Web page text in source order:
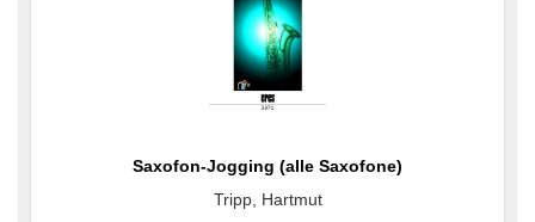
Saxofon-Jogging (alle Saxofone)
Tripp, Hartmut